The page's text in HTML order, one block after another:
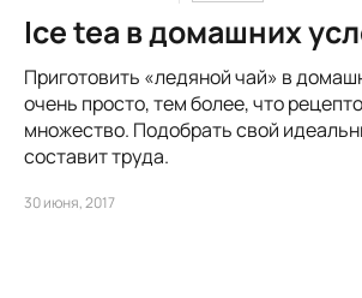
Ice tea в домашних
Приготовить «ледяной чай» в
очень просто, тем более, что
множество. Подобрать свой
составит труда.
30 июня, 2017